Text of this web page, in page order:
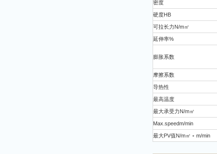
密度
硬度HB
可拉长力N/m㎡
延伸率%
膨胀系数
摩擦系数
导热性
最高温度
最大承受力N/m㎡
Max.speedm/min
最大PV值N/m㎡﹡m/min